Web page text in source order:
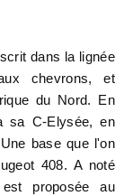
dans la lignée
chevrons, et
du Nord. En
sa C-Elysée, en
base que l'on
408. A noté
proposée au